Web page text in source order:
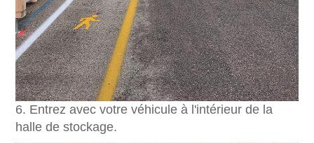
6. Entrez avec votre véhicule à l'intérieur de la
halle de stockage.